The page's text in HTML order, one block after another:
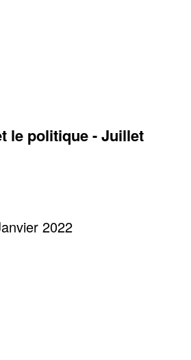
le politique - Juillet